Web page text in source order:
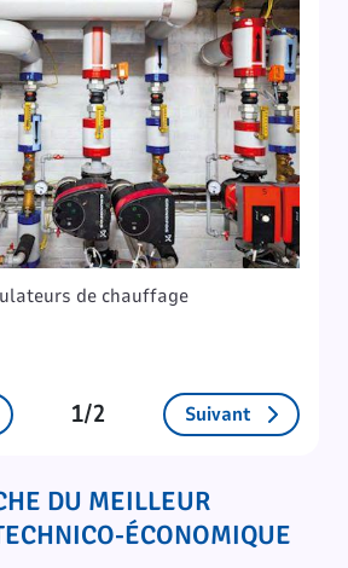
de chauffage
1/2 Suivant
DU MEILLEUR
ÉCONOMIQUE